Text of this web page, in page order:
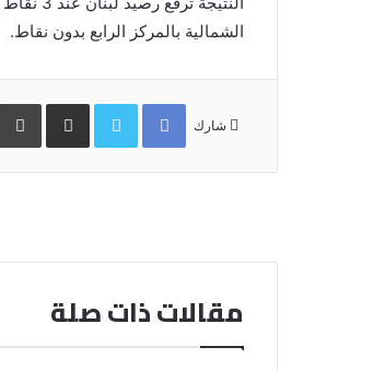
الشمالية بالمركز الرابع بدون نقاط.
شارك
Facebook
Twitterمشاركة
البريد
مقالات ذات صلة